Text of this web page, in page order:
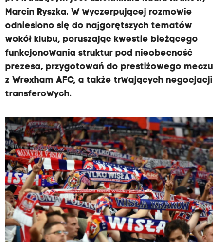
Marcin Ryszka. W wyczerpującej rozmowie
odniesiono się do najgorętszych tematów
wokół klubu, poruszając kwestie bieżącego
funkcjonowania struktur pod nieobecność
prezesa, przygotowań do prestiżowego meczu
z Wrexham AFC, a także trwających negocjacji
transferowych.